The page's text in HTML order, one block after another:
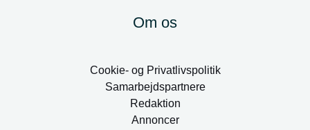
Om os
Cookie- og Privatlivspolitik
Samarbejdspartnere
Redaktion
Annoncer